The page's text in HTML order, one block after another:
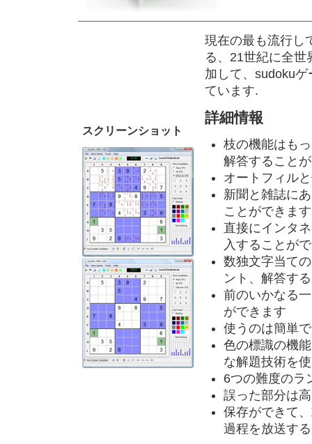
スクリーンショット
現在の最も流行し
る、21世紀に全世
加して、sudoku
ています.
詳細情報
枝の機能はも
解答すること
オートフィル
新聞と雑誌に
ことができます
直接にインタ
入することが
数独文字当て
ント、解答する
前のいかなる
ができます
使うのは簡単
色の標識の機
な解題技術を
6つの難度のラ
誤った部分は
保存ができて
過程を放送す